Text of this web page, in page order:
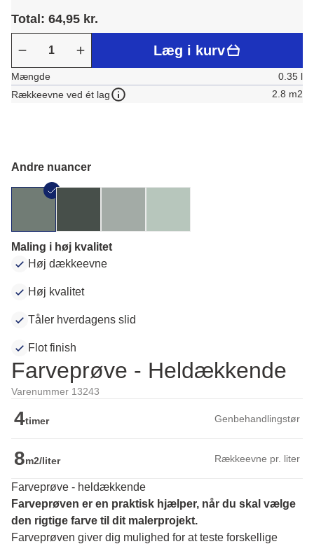
Total: 64,95 kr.
Læg i kurv
Mængde
0.35 l
Rækkeevne ved ét lag
2.8 m2
Andre nuancer
Maling i høj kvalitet
Høj dækkeevne
Høj kvalitet
Tåler hverdagens slid
Flot finish
Farveprøve - Heldækkende
Varenummer 13243
4timer Genbehandlingstør
8m2/liter Rækkeevne pr. liter
Farveprøve - heldækkende
Farveprøven er en praktisk hjælper, når du skal vælge
den rigtige farve til dit malerprojekt.
Farveprøven giver dig mulighed for at teste forskellige